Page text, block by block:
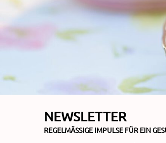
NEWSLETTER
REGELMÄSSIGE IMPULSE FÜR EIN